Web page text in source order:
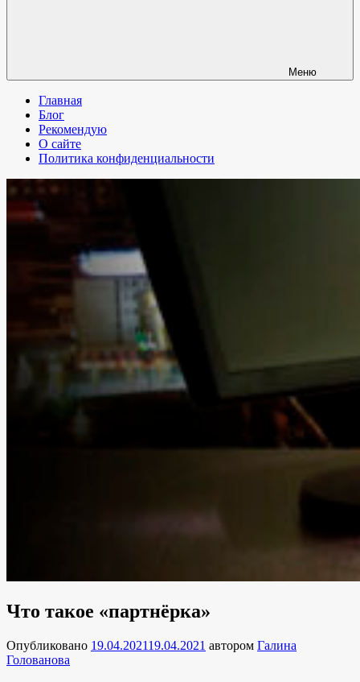
Меню
Главная
Блог
Рекомендую
О сайте
Политика конфиденциальности
Что такое «партнёрка»
Опубликовано 19.04.202119.04.2021 автором Галина
Голованова